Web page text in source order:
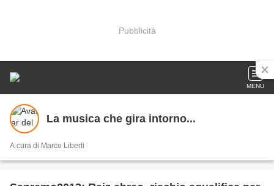
Pubblicità
MENU
La musica che gira intorno...
A cura di Marco Liberti